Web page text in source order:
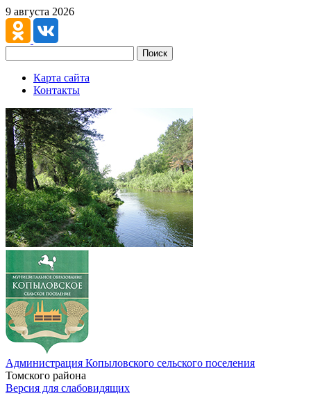
9 августа 2026
Поиск
Карта сайта
Контакты
Администрация Копыловского сельского поселения
Томского района
Версия для слабовидящих